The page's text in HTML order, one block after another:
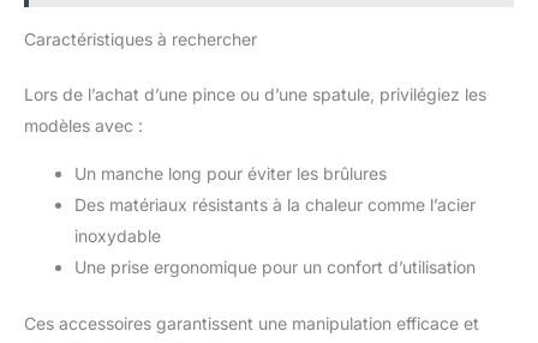
Caractéristiques à rechercher
Lors de l’achat d’une pince ou d’une spatule, privilégiez les
modèles avec :
Un manche long pour éviter les brûlures
Des matériaux résistants à la chaleur comme l’acier
inoxydable
Une prise ergonomique pour un confort d’utilisation
Ces accessoires garantissent une manipulation efficace et